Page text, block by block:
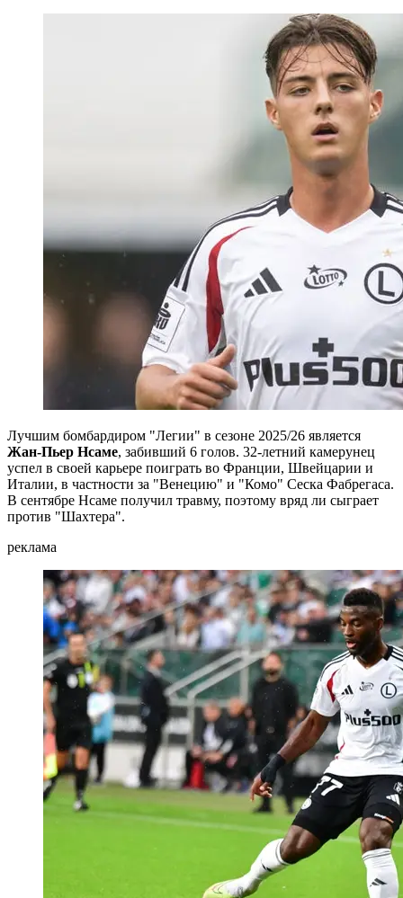
Лучшим бомбардиром "Легии" в сезоне 2025/26 является
Жан-Пьер Нсаме, забивший 6 голов. 32-летний камерунец
успел в своей карьере поиграть во Франции, Швейцарии и
Италии, в частности за "Венецию" и "Комо" Сеска Фабрегаса.
В сентябре Нсаме получил травму, поэтому вряд ли сыграет
против "Шахтера".
реклама